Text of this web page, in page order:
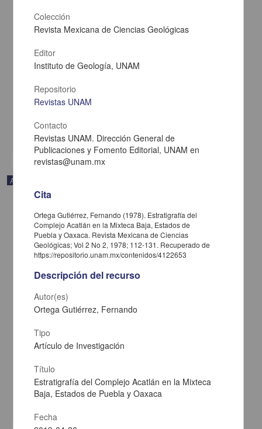
Exhortación del padre que así amonesta a su hijo casado, Tlazopilli
García Quintana, Josefina - Instituto de Investigaciones Históricas,
UNAM
2022-10-27
Artículo
Un huehuetlatolli desconocido, de la Biblioteca Nacional de México
Baudot, Georges - Instituto de Investigaciones Históricas, UNAM
2022-10-27
Artes y Humanidades
Colección
Revista Mexicana de Ciencias Geológicas
Editor
Instituto de Geología, UNAM
Repositorio
Revistas UNAM
Contacto
Revistas UNAM. Dirección General de
Publicaciones y Fomento Editorial, UNAM en
revistas@unam.mx
Cita
Ortega Gutiérrez, Fernando (1978). Estratigrafía del
Complejo Acatlán en la Mixteca Baja, Estados de
Puebla y Oaxaca. Revista Mexicana de Ciencias
Geológicas; Vol 2 No 2, 1978; 112-131. Recuperado de
https://repositorio.unam.mx/contenidos/4122653
Descripción del recurso
Autor(es)
Ortega Gutiérrez, Fernando
Tipo
Artículo de Investigación
Título
Estratigrafía del Complejo Acatlán en la Mixteca
Baja, Estados de Puebla y Oaxaca
Fecha